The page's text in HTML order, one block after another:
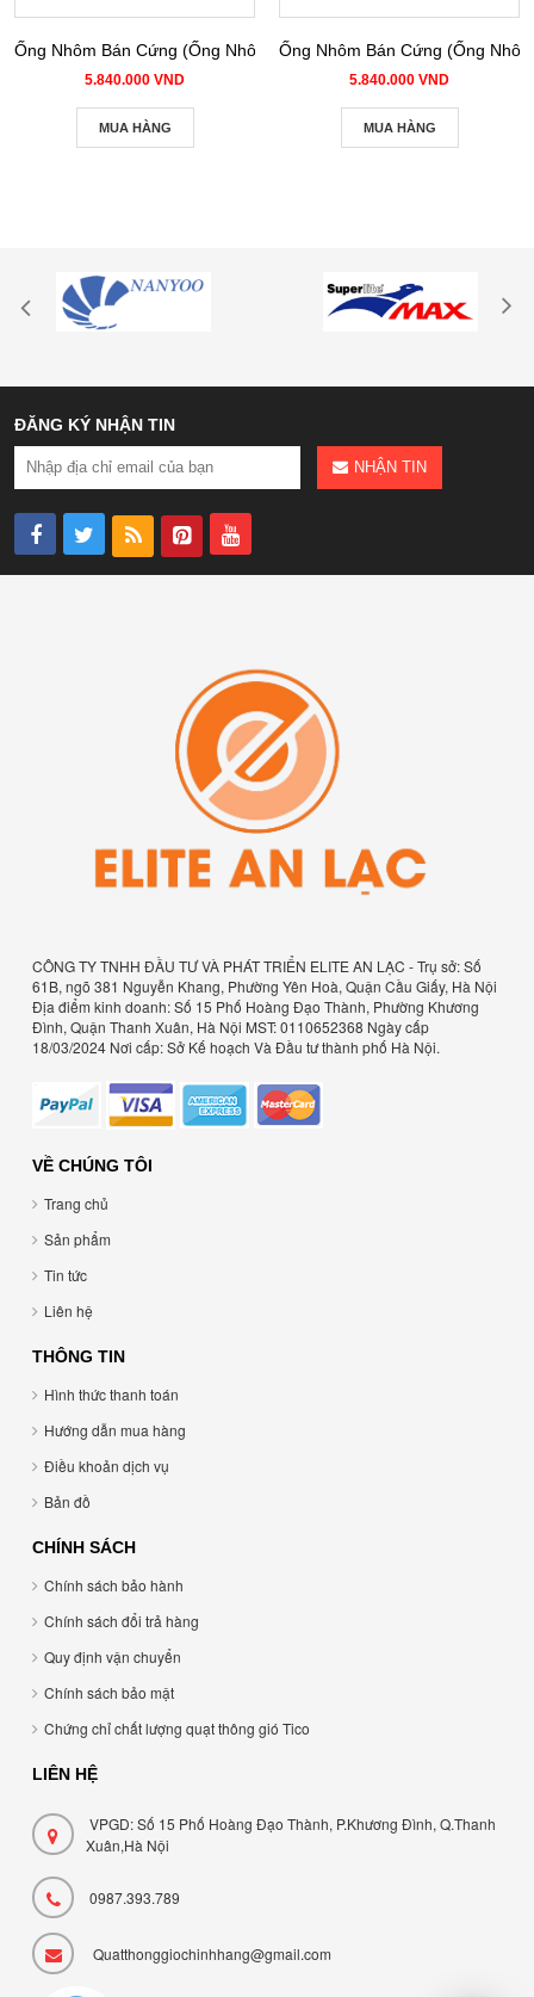
Ống Nhôm Bán Cứng (Ống Nhôm Nhún) phi 100
5.840.000 VND
MUA HÀNG
Ống Nhôm Bán Cứng (Ống
5.840.000 VND
MUA HÀNG
ĐĂNG KÝ NHẬN TIN
NHẬN TIN
CÔNG TY TNHH ĐẦU TƯ VÀ PHÁT TRIỂN ELITE AN LẠC - Trụ sở: Số
61B, ngõ 381 Nguyễn Khang, Phường Yên Hoà, Quận Cầu Giấy, Hà Nội
Địa điểm kinh doanh: Số 15 Phố Hoàng Đạo Thành, Phường Khương
Đình, Quận Thanh Xuân, Hà Nội MST: 0110652368 Ngày cấp
18/03/2024 Nơi cấp: Sở Kế hoạch Và Đầu tư thành phố Hà Nội.
VỀ CHÚNG TÔI
Trang chủ
Sản phẩm
Tin tức
Liên hệ
THÔNG TIN
Hình thức thanh toán
Hướng dẫn mua hàng
Điều khoản dịch vụ
Bản đồ
CHÍNH SÁCH
Chính sách bảo hành
Chính sách đổi trả hàng
Quy định vận chuyển
Chính sách bảo mật
Chứng chỉ chất lượng quạt thông gió Tico
LIÊN HỆ
VPGD: Số 15 Phố Hoàng Đạo Thành, P.Khương Đình, Q.Thanh
Xuân,Hà Nội
0987.393.789
Quatthonggiochinhhang@gmail.com